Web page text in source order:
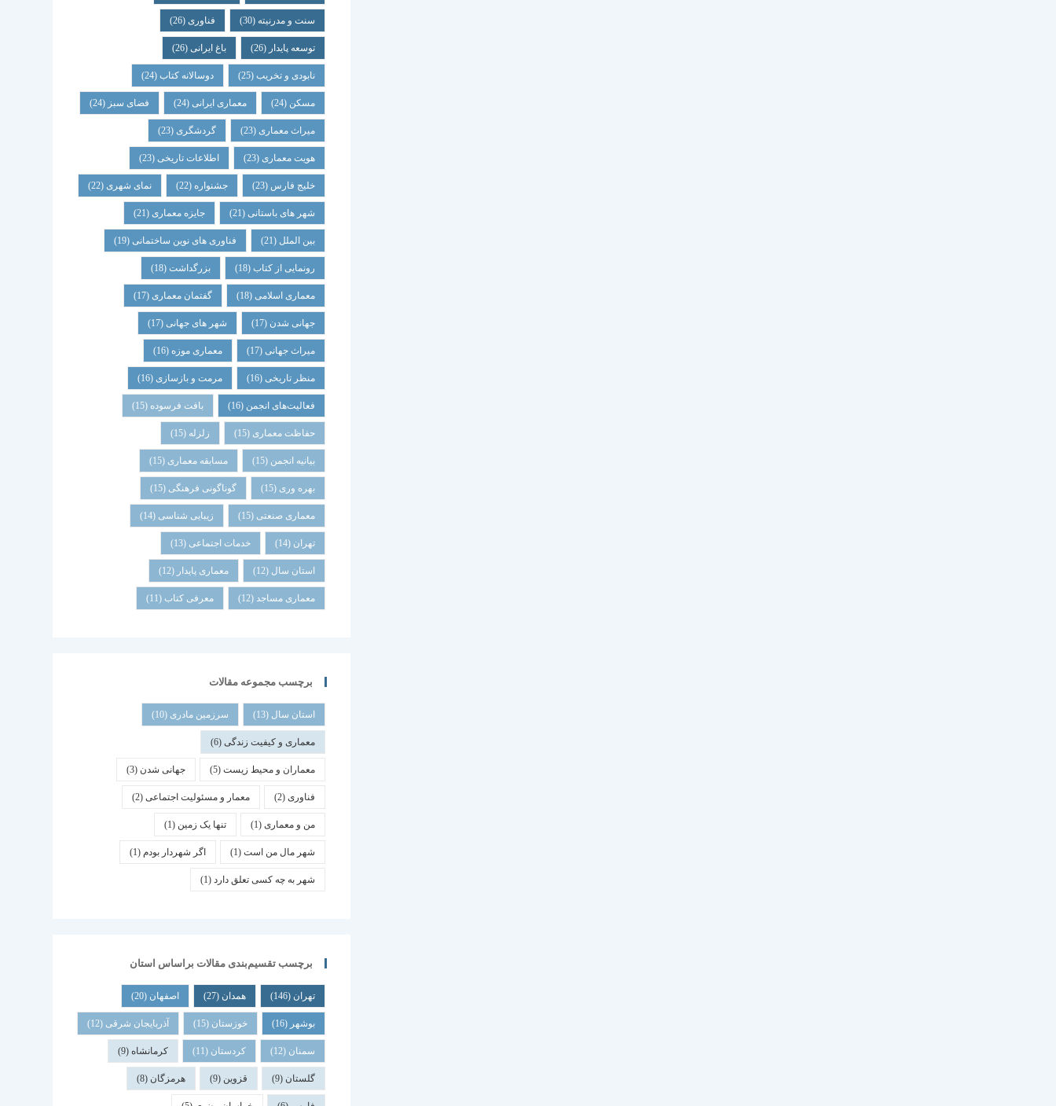
سنت و مدرنیته (30) فناوری(26)
توسعه پایدار (26) باغ ایرانی(26)
نابودی و تخریب(25) دوسالانه کتاب(24)
مسکن (24) معماری ایرانی(24) فضای سبز (24)
میراث معماری(23) گردشگری(23)
هویت معماری(23) اطلاعات تاریخی(23)
خلیج فارس (23) جشنواره (22) نمای شهری(22)
شهر های باستانی(21) جایزه معماری(21)
بین الملل (21) فناوری های نوین ساختمانی(19)
رونمایی از کتاب(18) بزرگداشت(18)
معماری اسلامی(18) گفتمان معماری(17)
جهانی شدن (17) شهر های جهانی(17)
میراث جهانی(17) معماری موزه (16)
منظر تاریخی(16) مرمت و بازسازی(16)
فعالیت‌های انجمن (16) بافت فرسوده (15)
حفاظت معماری (15) زلزله (15)
بیانیه انجمن (15) مسابقه معماری (15)
بهره وری (15) گوناگونی فرهنگی (15)
معماری صنعتی (15) زیبایی شناسی (14)
تهران (14) خدمات اجتماعی (13)
استان سال (12) معماری پایدار (12)
معماری مساجد(12) معرفی کتاب (11)
برچسب مجموعه مقالات
استان سال (13) سرزمین مادری (10)
معماری و کیفیت زندگی(6)
معماران و محیط زیست(5) جهانی شدن (3)
فناوری(2) معمار و مسئولیت اجتماعی(2)
من و معماری(1) تنها یک زمین (1)
شهر مال من است(1) اگر شهردار بودم (1)
شهر به چه کسی تعلق دارد(1)
برچسب تقسیم‌بندی مقالات براساس استان
تهران (146) همدان (27) اصفهان (20)
بوشهر (16) خوزستان (15) آذربایجان شرقی (12)
سمنان (12) کردستان (11) کرمانشاه(9)
گلستان (9) قزوین (9) هرمزگان (8)